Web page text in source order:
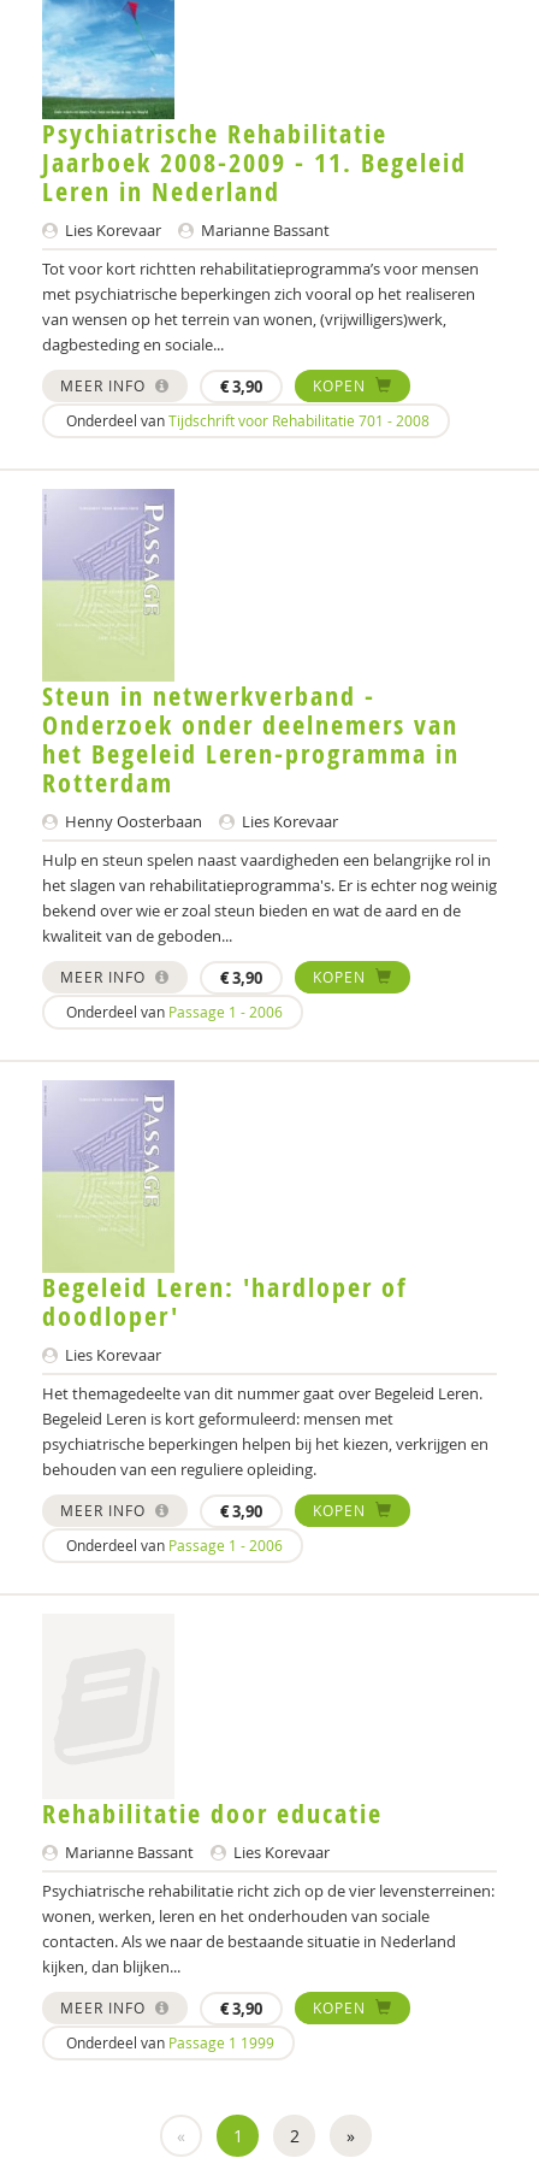
Hellen Becker
Keete Beckeringh
Ingrid Beckers
Thijs Beckers
Jan-Willem Bedeaux
Bert Beentjes
Titus Beentjes
J. Beernink-Wissink
persoonlijk begeleider
Guillaume Beijers
Huub Beijers
K.A. Beijersbergen
Mariëlle Beijersbergen
Dirck van Bekkum
Hadewich Benjamins
Marja Berends
D.P.G. van den Berg
Karijn van den Berg
Ingrid ten Berge
Ingeborg Berger
Marianne Berger
Maria Berghuis
Arjen Bergman
Cris Bergmans
Ad Bergsma
Marten Bergwerff
Hanjo van Berkel
Jessy Berkvens
Rochelle Bernard
Anne Bijlsma
Marc van Bijsterveldt
JOEP BINKHORST
Neis Bitter
Eric Blaauw
Helma Blankman
Psychiatrische Rehabilitatie
Jaarboek 2008-2009 - 11. Begeleid
Leren in Nederland
Lies Korevaar
Marianne Bassant
Tot voor kort richtten rehabilitatieprogramma’s voor mensen
met psychiatrische beperkingen zich vooral op het realiseren
van wensen op het terrein van wonen, (vrijwilligers)werk,
dagbesteding en sociale...
MEER INFO €3,90
KOPEN
Onderdeel vanTijdschrift voor Rehabilitatie 701 - 2008
Steun in netwerkverband -
Onderzoek onder deelnemers van
het Begeleid Leren-programma in
Rotterdam
Henny Oosterbaan
Lies Korevaar
Hulp en steun spelen naast vaardigheden een belangrijke rol in
het slagen van rehabilitatieprogramma's. Er is echter nog weinig
bekend over wie er zoal steun bieden en wat de aard en de
kwaliteit van de geboden...
MEER INFO €3,90
KOPEN
Onderdeel van Passage 1 - 2006
Begeleid Leren: 'hardloper of
doodloper'
Lies Korevaar
Het themagedeelte van dit nummer gaat over Begeleid Leren.
Begeleid Leren is kort geformuleerd: mensen met
psychiatrische beperkingen helpen bij het kiezen, verkrijgen en
behouden van een reguliere opleiding.
MEER INFO €3,90
KOPEN
Onderdeel van Passage 1 - 2006
Rehabilitatie door educatie
Marianne Bassant
Lies Korevaar
Psychiatrische rehabilitatie richt zich op de vier levensterreinen:
wonen, werken, leren en het onderhouden van sociale
contacten. Als we naar de bestaande situatie in Nederland
kijken, dan blijken...
MEER INFO €3,90
KOPEN
Onderdeel van Passage 1 1999
« 1 2 »